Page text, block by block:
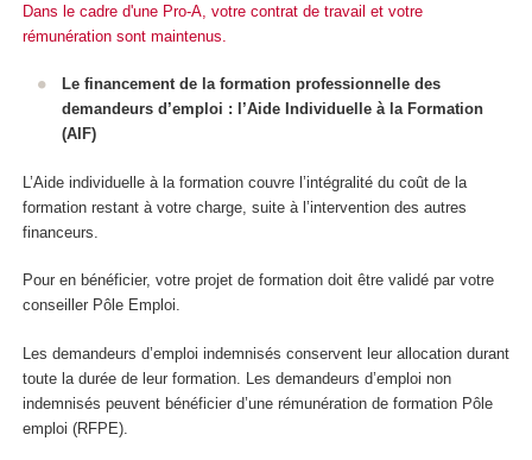
Dans le cadre d'une Pro-A, votre contrat de travail et votre
rémunération sont maintenus.
Le financement de la formation professionnelle des
demandeurs d’emploi : l’Aide Individuelle à la Formation
(AIF)
L’Aide individuelle à la formation couvre l’intégralité du coût de la
formation restant à votre charge, suite à l’intervention des autres
financeurs.
Pour en bénéficier, votre projet de formation doit être validé par votre
conseiller Pôle Emploi.
Les demandeurs d’emploi indemnisés conservent leur allocation durant
toute la durée de leur formation. Les demandeurs d’emploi non
indemnisés peuvent bénéficier d’une rémunération de formation Pôle
emploi (RFPE).